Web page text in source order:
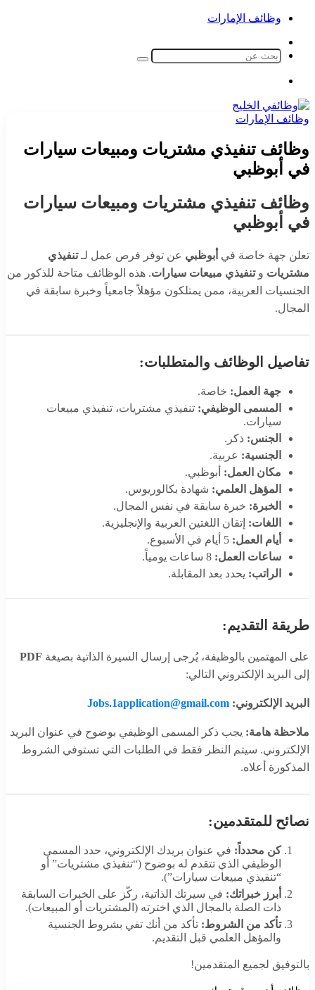
وظائف الإمارات
المظلم
بحث
وظائف الإمارات
وظائف تنفيذي مشتريات ومبيعات سيارات
في أبوظبي
وظائف تنفيذي مشتريات ومبيعات سيارات
في أبوظبي
تعلن جهة خاصة في أبوظبي عن توفر فرص عمل لـتنفيذي
مشتريات وتنفيذي مبيعات سيارات. هذه الوظائف متاحة للذكور من
الجنسيات العربية، ممن يمتلكون مؤهلاً جامعياً وخبرة سابقة في
المجال.
تفاصيل الوظائف والمتطلبات:
جهة العمل: خاصة.
المسمى الوظيفي: تنفيذي مشتريات، تنفيذي مبيعات
سيارات.
الجنس: ذكر.
الجنسية: عربية.
مكان العمل: أبوظبي.
المؤهل العلمي: شهادة بكالوريوس.
الخبرة: خبرة سابقة في نفس المجال.
اللغات: إتقان اللغتين العربية والإنجليزية.
أيام العمل:
ساعات العمل:
الراتب: يحدد بعد المقابلة.
طريقة التقديم:
على المهتمين بالوظيفة، يُرجى إرسال السيرة الذاتية بصيغة PDF
إلى البريد الإلكتروني التالي:
البريد الإلكتروني: Jobs.1application@gmail.com
ملاحظة هامة: يجب ذكر المسمى الوظيفي بوضوح في عنوان البريد
الإلكتروني. سيتم النظر فقط في الطلبات التي تستوفي الشروط
المذكورة أعلاه.
نصائح للمتقدمين:
كن محدداً: في عنوان بريدك الإلكتروني، حدد المسمى
الوظيفي الذي تتقدم له بوضوح (“تنفيذي مشتريات” أو
“تنفيذي مبيعات سيارات”).
أبرز خبراتك: في سيرتك الذاتية، ركّز على الخبرات السابقة
ذات الصلة بالمجال الذي اخترته (المشتريات أو المبيعات).
تأكد من الشروط: تأكد من أنك تفي بشروط الجنسية
والمؤهل العلمي قبل التقديم.
بالتوفيق لجميع المتقدمين!